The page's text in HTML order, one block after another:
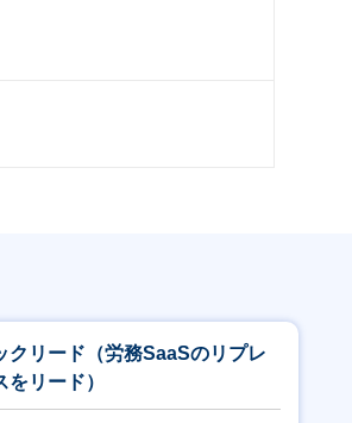
クリード（労務SaaSのリプレ
をリード）